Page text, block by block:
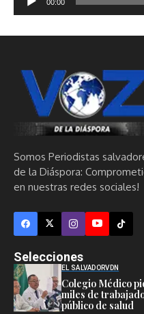
00:00
Somos Periodistas
de la Diáspora:
en nuestras redes sociales!
Selecciones
EL SALVADORVDN
Colegio Médico
miles de
público de salud